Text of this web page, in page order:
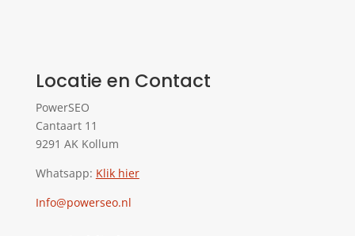
Locatie en Contact
PowerSEO
Cantaart 11
9291 AK Kollum
Whatsapp: Klik hier
Info@powerseo.nl